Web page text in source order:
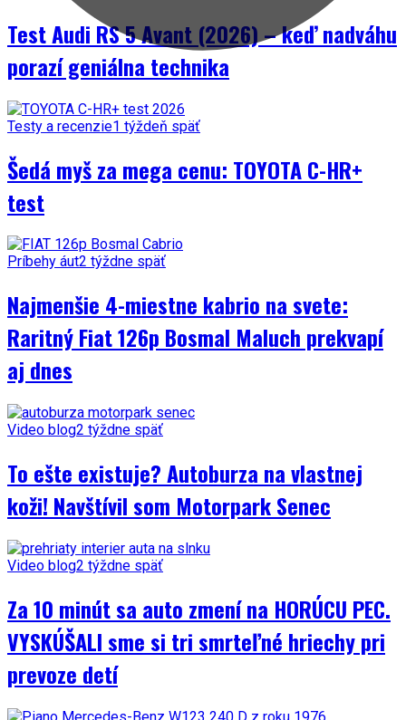
Test Audi RS 5 Avant (2026) – keď nadváhu
porazí geniálna technika
Testy a recenzie1 týždeň späť
Šedá myš za mega cenu: TOYOTA C-HR+
test
Príbehy áut2 týždne späť
Najmenšie 4-miestne kabrio na svete:
Raritný Fiat 126p Bosmal Maluch prekvapí
aj dnes
Video blog2 týždne späť
To ešte existuje? Autoburza na vlastnej
koži! Navštívil som Motorpark Senec
Video blog2 týždne späť
Za 10 minút sa auto zmení na HORÚCU PEC.
VYSKÚŠALI sme si tri smrteľné hriechy pri
prevoze detí